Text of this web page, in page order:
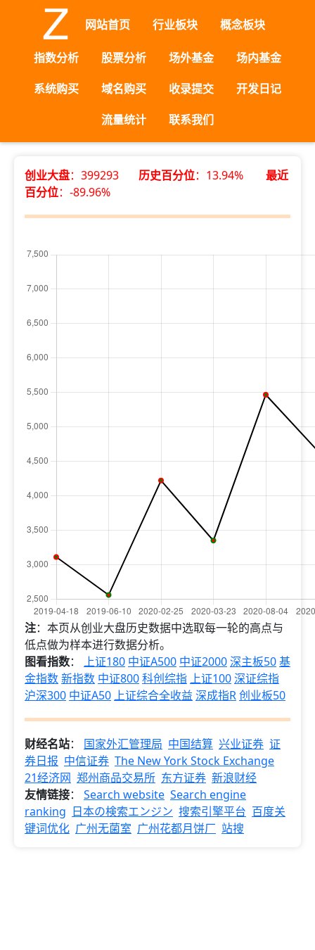
网站首页 行业板块 概念板块
指数分析 股票分析 场外基金
场内基金
系统购买
域名购买 收录提交
开发日记
流量统计
联系我们
创业大盘：399293 历史百分位：13.94% 最近
百分位：-89.96%
注：本页从创业大盘历史数据中选取每一轮的高点与
低点做为样本进行数据分析。
图看指数： 上证180 中证A500 中证2000深主板50基
金指数新指数 中证800科创综指 上证100深证综指
沪深300 中证A50 上证综合全收益 深成指R创业板50
财经名站： 国家外汇管理局 中国结算 兴业证券 证
券日报 中信证券 The New York Stock Exchange
21经济网 郑州商品交易所 东方证券 新浪财经
友情链接： Search website Search engine
ranking 日本の検索エンジン 搜索引擎平台 百度关
键词优化 广州无菌室 广州花都月饼厂 站搜